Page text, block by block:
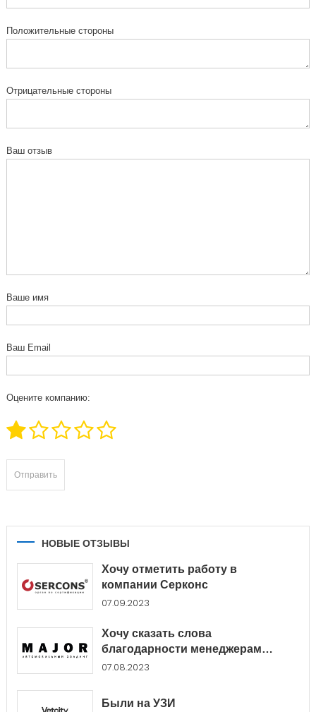
Положительные стороны
Отрицательные стороны
Ваш отзыв
Ваше имя
Ваш Email
Оцените компанию:
НОВЫЕ ОТЗЫВЫ
Хочу отметить работу в
компании Серконс
07.09.2023
Хочу сказать слова
благодарности менеджерам
Major...
07.08.2023
Были на УЗИ